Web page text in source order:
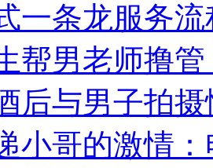
一条龙服务
帮男老师撸
后与男子拍
小哥的激情